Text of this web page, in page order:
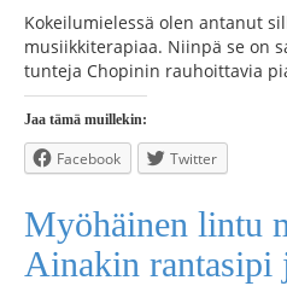
Kokeilumielessä olen antanut
musiikkiterapiaa. Niinpä se on
tunteja Chopinin rauhoittavia
Jaa tämä muillekin:
Facebook Twitter
Myöhäinen lintu
Ainakin rantasipi